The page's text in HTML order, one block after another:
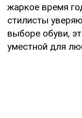
жаркое время
стилисты
выборе обуви,
уместной для